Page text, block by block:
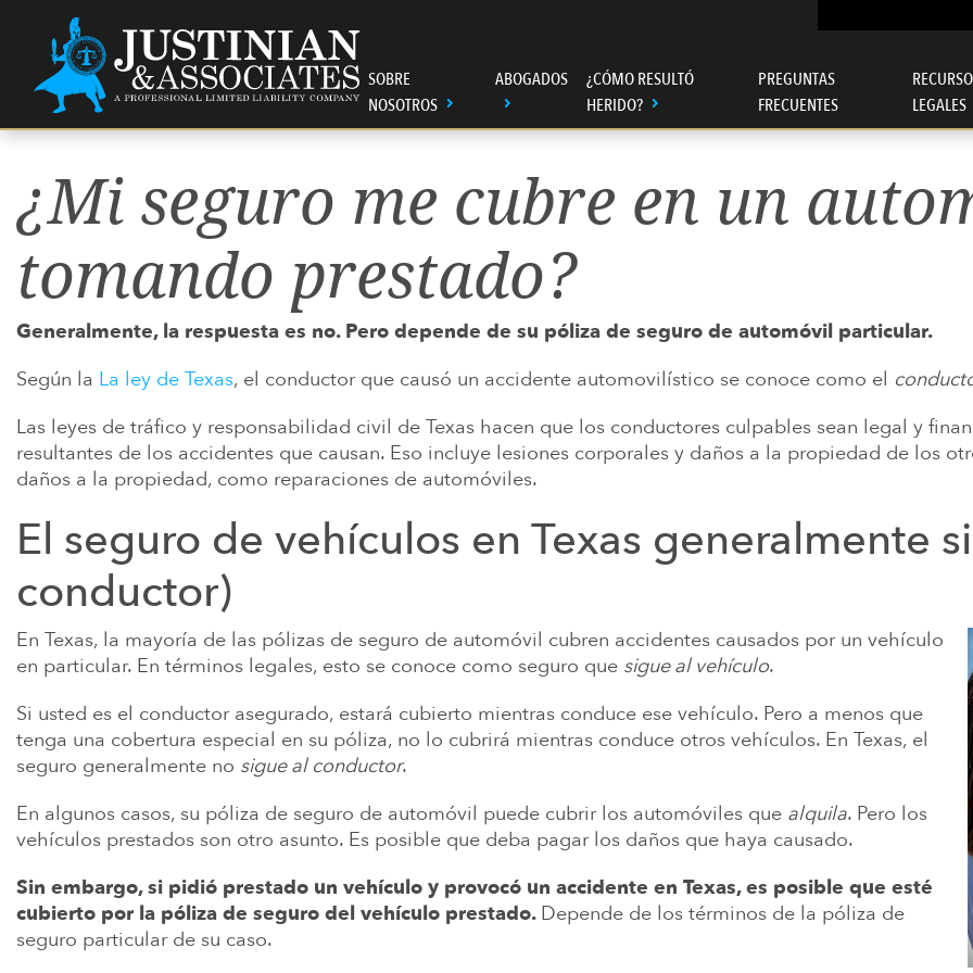
Salir del contenido
Main Navigation
SOBRE
NOSOTROS
SOBRE NOSOTROS
CONTRATAR A UN ABOGADO DE LESIONES
PERSONALES
CÓMO PAGARÁ SUS FACTURAS MÉDICAS
SI UN ABOGADO DE LESIONES PERSONALES
EN AUSTIN PUEDE AYUDARLO
SI PUEDE PERMITIRSE CONTRATARNOS
COMUNIDAD
TRABAJAR CON OTROS ABOGADOS
ABOGADOS
ABOGADOS
JUSTINIAN C. LANE, PROPIETARIO
¿CÓMO RESULTÓ
HERIDO?
¿CÓMO ESTABAS
HERIDO?
DISCAPACIDAD DE VETERANO
ESTADOUNIDENSE
AGRAVIOS MASIVOS
LESIONES POR MEDICAMENTOS RECETADOS
ESTUCHES PARA DISPOSITIVOS MEDICOS
RESPONSABILIDAD POR PRODUCTOS Y
VER MÁS
PREGUNTAS
FRECUENTES
LEGALES
RECURSOS LEGALES
HAIR STRAIGHTENER AND UTERINE CANCER
XELJANZ
RETIRADA DEL MERCADO DE VENTILADORES
PHILIPS CPAP Y BIPAP
PROTECTOR SOLAR CON BENCENO
DEMANDAS DE TEXAS Y EL ACUSADO A
PRUEBA DE FALLOS
SEGURO PARA INQUILINOS Y LEY ESTATAL DE
TEXAS
RECLAMACIONES DE AUTISMO CAUSADO POR
ENFERMEDAD DE LA GUERRA DEL GOLFO Y
DISCAPACIDAD DE LOS VETERANOS
PARAQUAT
VER MÁS
para
¿Mi seguro me cubre en un
tomando prestado?
Generalmente, la respuesta es no. Pero depende de su póliza de seguro de automóvil particular.
Según la La ley de Texas, el conductor que causó un accidente automovilístico se conoce como el
Las leyes de tráfico y responsabilidad civil de Texas hacen que los conductores culpables sean legal y
resultantes de los accidentes que causan. Eso incluye lesiones corporales y daños a la propiedad de los
daños a la propiedad, como reparaciones de automóviles.
El seguro de vehículos en Texas generalmente
conductor)
En Texas, la mayoría de las pólizas de seguro de automóvil cubren accidentes causados por un vehículo
en particular. En términos legales, esto se conoce como seguro que sigue al vehículo.
Si usted es el conductor asegurado, estará cubierto mientras conduce ese vehículo. Pero a menos que
tenga una cobertura especial en su póliza, no lo cubrirá mientras conduce otros vehículos. En Texas, el
seguro generalmente no sigue al conductor.
En algunos casos, su póliza de seguro de automóvil puede cubrir los automóviles que alquila. Pero los
vehículos prestados son otro asunto. Es posible que deba pagar los daños que haya causado.
Sin embargo, si pidió prestado un vehículo y provocó un accidente en Texas, es posible que esté
cubierto por la póliza de seguro del vehículo prestado. Depende de los términos de la póliza de
seguro particular de su caso.